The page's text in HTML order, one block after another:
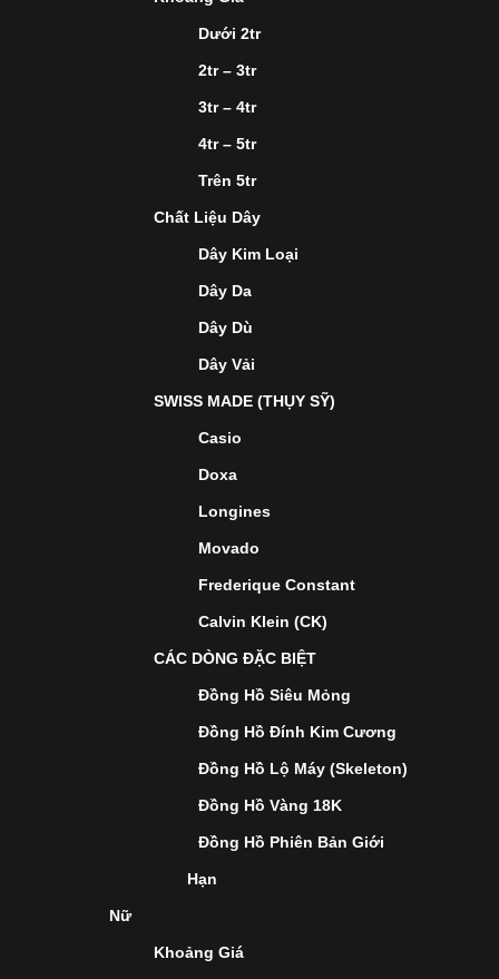
Dưới 2tr
2tr – 3tr
3tr – 4tr
4tr – 5tr
Trên 5tr
Chất Liệu Dây
Dây Kim Loại
Dây Da
Dây Dù
Dây Vải
SWISS MADE (THỤY SỸ)
Casio
Doxa
Longines
Movado
Frederique Constant
Calvin Klein (CK)
CÁC DÒNG ĐẶC BIỆT
Đồng Hồ Siêu Mỏng
Đồng Hồ Đính Kim Cương
Đồng Hồ Lộ Máy (Skeleton)
Đồng Hồ Vàng 18K
Đồng Hồ Phiên Bản Giới
Hạn
Nữ
Khoảng Giá